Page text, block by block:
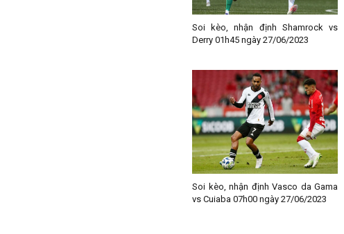
Soi kèo, nhận định Shamrock vs
Derry 01h45 ngày 27/06/2023
Soi kèo, nhận định Vasco da Gama
vs Cuiaba 07h00 ngày 27/06/2023